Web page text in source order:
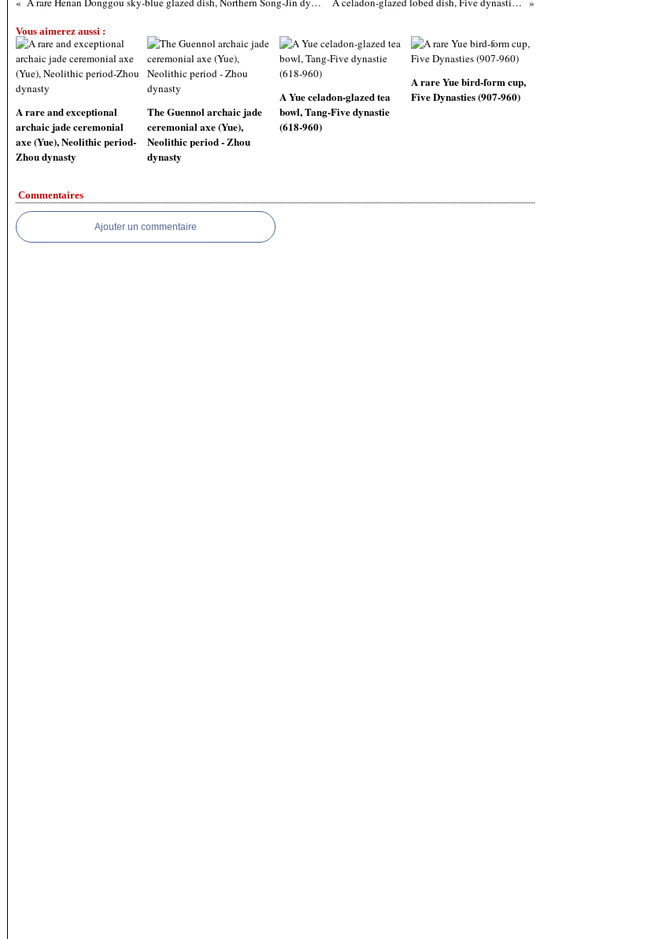
Vous aimerez aussi :
A rare and exceptional
archaic jade ceremonial
axe (Yue), Neolithic period-
Zhou dynasty
The Guennol archaic jade
ceremonial axe (Yue),
Neolithic period - Zhou
dynasty
A Yue celadon-glazed tea
bowl, Tang-Five dynastie
(618-960)
A rare Yue bird-form cup,
Five Dynasties (907-960)
Commentaires
Ajouter un commentaire